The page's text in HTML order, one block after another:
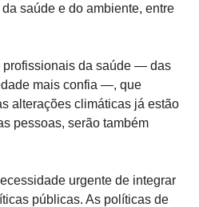
saúde e do ambiente, entre
da saúde — das
mais confia —, que
alterações climáticas já estão
pessoas, serão também
urgente de integrar
públicas. As políticas de